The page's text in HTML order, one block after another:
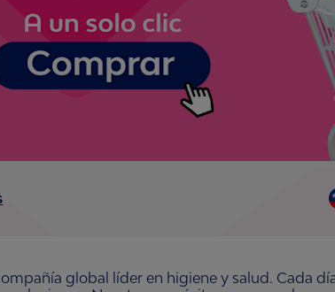
global líder en higiene y salud. Cada